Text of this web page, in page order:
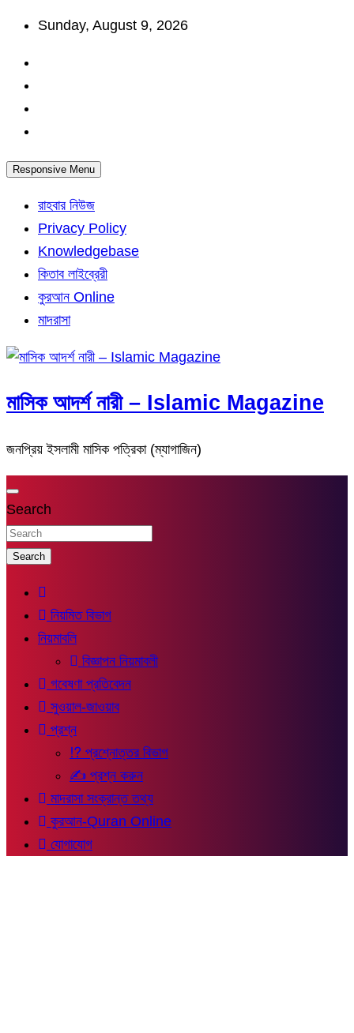
Skip
content
Sunday, August 9, 2026
Responsive Menu
রাহবার নিউজ
Privacy Policy
Knowledgebase
কিতাব লাইব্রেরী
কুরআন Online
মাদরাসা
মাসিক আদর্শ নারী – Islamic Magazine
জনপ্রিয় ইসলামী মাসিক পত্রিকা (ম্যাগাজিন)
Search
Search
নিয়মিত বিভাগ
নিয়মাবলি
বিজ্ঞাপন নিয়মাবলী
গবেষণা প্রতিবেদন
সুওয়াল-জাওয়াব
প্রশ্ন
⁉ প্রশ্নোত্তর বিভাগ
✍ প্রশ্ন করুন
মাদরাসা সংক্রান্ত তথ্য
কুরআন-Quran Online
যোগাযোগ